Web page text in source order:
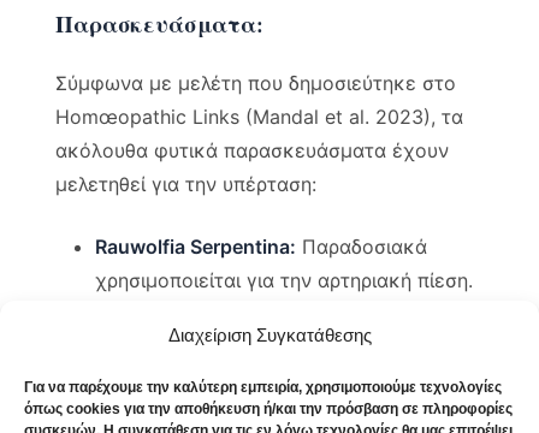
Διαχείριση Συγκατάθεσης
Για να παρέχουμε την καλύτερη εμπειρία, χρησιμοποιούμε τεχνολογίες
όπως cookies για την αποθήκευση ή/και την πρόσβαση σε πληροφορίες
Παρασκευάσματα:
Σύμφωνα με μελέτη που δημοσιεύτηκε στο
Homœopathic Links (Mandal et al. 2023), τα
ακόλουθα φυτικά παρασκευάσματα έχουν
μελετηθεί για την υπέρταση:
Rauwolfia Serpentina: Παραδοσιακά
χρησιμοποιείται για την αρτηριακή πίεση.
et al. 2016,JDRD ), έδειξε μείωση της
συστολικής και διαστολικής πίεσης σε
πειραματόζωα